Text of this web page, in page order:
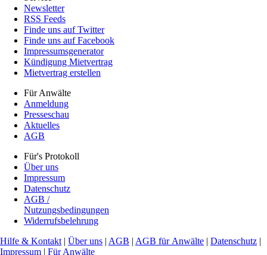
Newsletter
RSS Feeds
Finde uns auf Twitter
Finde uns auf Facebook
Impressumsgenerator
Kündigung Mietvertrag
Mietvertrag erstellen
Für Anwälte
Anmeldung
Presseschau
Aktuelles
AGB
Für's Protokoll
Über uns
Impressum
Datenschutz
AGB /
Nutzungsbedingungen
Widerrufsbelehrung
Hilfe & Kontakt | Über uns | AGB | AGB für Anwälte | Datenschutz |
Impressum | Für Anwälte